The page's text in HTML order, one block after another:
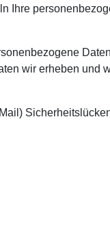
Ihre
wir erheben und